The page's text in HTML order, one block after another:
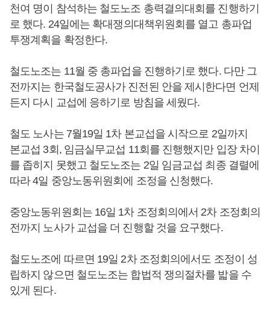
천여 명이 참석하는 철도노조 총력결의대회를 진행하기
로 했다. 24일에는 확대쟁의대책위원회를 열고 총파업
투쟁계획을 확정한다.
철도노조는 11월 중 총파업을 진행하기로 했다. 다만 그
전까지는 한국철도공사가 진전된 안을 제시한다면 언제
든지 다시 교섭에 응하기로 방침을 세웠다.
철도 노사는 7월19일 1차 본교섭을 시작으로 2일까지
본교섭 3회, 임금실무교섭 11회를 진행했지만 입장 차이
를 좁히지 못했고 철도노조는 2일 임금교섭 최종 결렬에
따라 4일 중앙노동위원회에 조정을 신청했다.
중앙노동위원회는 16일 1차 조정회의에서 2차 조정회의
전까지 노사가 교섭을 더 진행할 것을 요구했다.
철도노조에 따르면 19일 2차 조정회의에서도 조정이 성
립하지 않으면 철도노조는 합법적 쟁의절차를 밟을 수
있게 된다.